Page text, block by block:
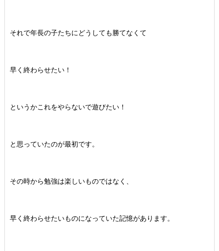
それで年長の子たちにどうしても勝てなくて
早く終わらせたい！
というかこれをやらないで遊びたい！
と思っていたのが最初です。
その時から勉強は楽しいものではなく、
早く終わらせたいものになっていた記憶があります。